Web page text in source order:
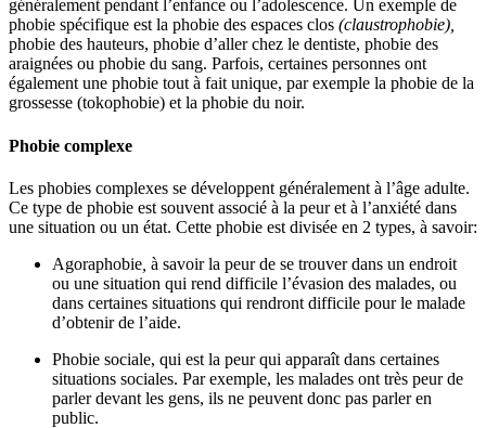
généralement pendant l’enfance ou l’adolescence. Un exemple de
phobie spécifique est la phobie des espaces clos (claustrophobie),
phobie des hauteurs, phobie d’aller chez le dentiste, phobie des
araignées ou phobie du sang. Parfois, certaines personnes ont
également une phobie tout à fait unique, par exemple la phobie de la
grossesse (tokophobie) et la phobie du noir.
Phobie complexe
Les phobies complexes se développent généralement à l’âge adulte.
Ce type de phobie est souvent associé à la peur et à l’anxiété dans
une situation ou un état. Cette phobie est divisée en 2 types, à savoir:
Agoraphobie à savoir la peur de se trouver dans un endroit
ou une situation qui rend difficile l’évasion des malades, ou
dans certaines situations qui rendront difficile pour le malade
d’obtenir de l’aide.
Phobie sociale, qui est la peur qui apparaît dans certaines
situations sociales. Par exemple, les malades ont très peur de
parler devant les gens, ils ne peuvent donc pas parler en
public.